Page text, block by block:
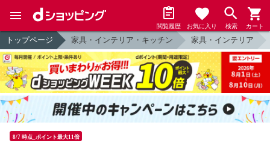
閲覧履歴 お気に入り 検索 カート
トップページ 家具・インテリア・キッチン 家具・インテリア
8/7 時点_ポイント最大11倍